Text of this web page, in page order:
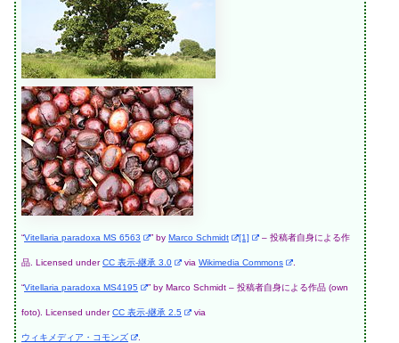
“Vitellaria paradoxa MS 6563 ” by Marco Schmidt [1] – 投稿者自身による作
品 . Licensed underCC 表示-継承 3.0 via Wikimedia Commons
“Vitellaria paradoxa MS4195 ” by Marco Schmidt – 投稿者自身による作品 (own
foto). Licensed underCC 表示-継承 2.5 via
ウィキメディア・コモンズ